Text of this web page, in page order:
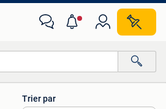
Trier par